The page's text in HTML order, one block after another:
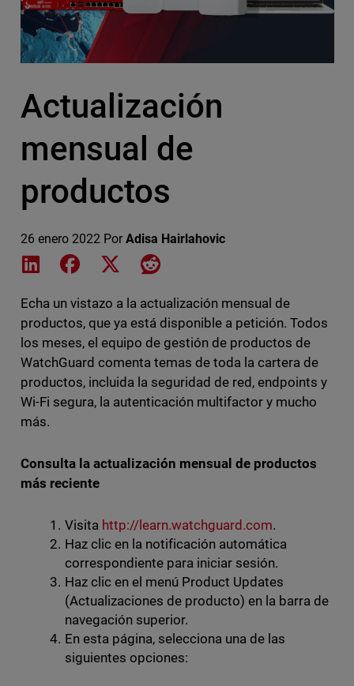
Actualización
mensual de
productos
26 enero 2022 Por Adisa Hairlahovic
Share on LinkedIn
Share on Facebook
Share on XShare on Reddit
Echa un vistazo a la actualización mensual de
productos, que ya está disponible a petición. Todos
los meses, el equipo de gestión de productos de
WatchGuard comenta temas de toda la cartera de
productos, incluida la seguridad de red, endpoints y
Wi-Fi segura, la autenticación multifactor y mucho
más.
Consulta la actualización mensual de productos
más reciente
Visita http://learn.watchguard.com.
Haz clic en la notificación automática
correspondiente para iniciar sesión.
Haz clic en el menú Product Updates
(Actualizaciones de producto) en la barra de
navegación superior.
En esta página, selecciona una de las
siguientes opciones: